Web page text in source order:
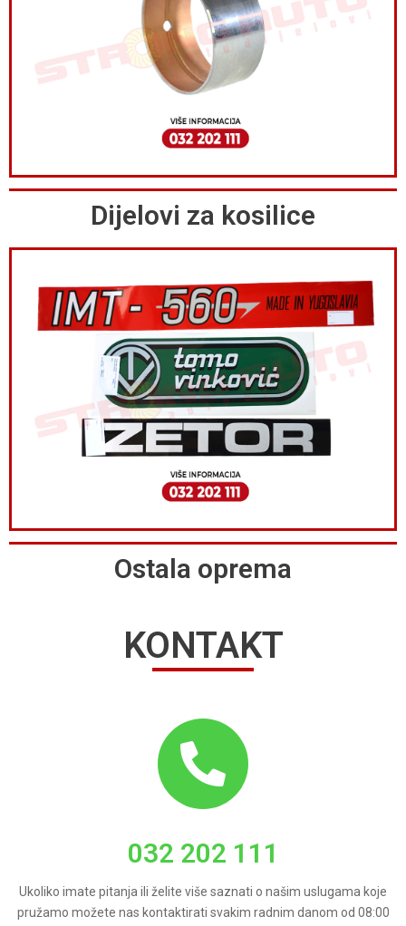
Dijelovi za kosilice
Ostala oprema
KONTAKT
032 202 111
Ukoliko imate pitanja ili želite više saznati o našim uslugama koje
pružamo možete nas kontaktirati svakim radnim danom od 08:00